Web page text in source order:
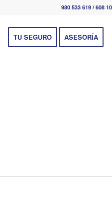
980 533 619 / 608
TU SEGURO ASESORÍA